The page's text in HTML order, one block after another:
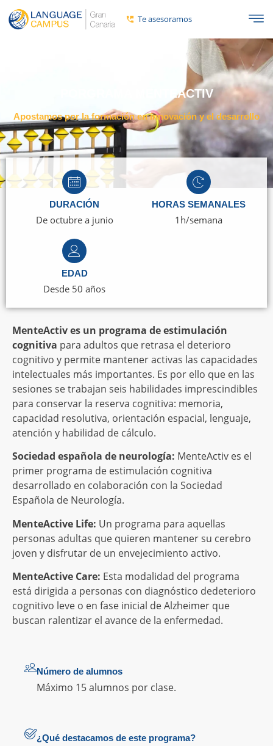
Te asesoramos
PORGRAMA MENTEACTIV
Apostamos por la formación en innovación y el desarrollo
DURACIÓN
De octubre a junio
HORAS SEMANALES
1h/semana
EDAD
Desde 50 años
MenteActiv es un programa de estimulación
cognitiva para adultos que retrasa el deterioro
cognitivo y permite mantener activas las capacidades
intelectuales más importantes. Es por ello que en las
sesiones se trabajan seis habilidades imprescindibles
para conservar la reserva cognitiva: memoria,
capacidad resolutiva, orientación espacial, lenguaje,
atención y habilidad de cálculo.
Sociedad española de neurología: MenteActiv es el
primer programa de estimulación cognitiva
desarrollado en colaboración con la Sociedad
Española de Neurología.
MenteActive Life: Un programa para aquellas
personas adultas que quieren mantener su cerebro
joven y disfrutar de un envejecimiento activo.
MenteActive Care: Esta modalidad del programa
está dirigida a personas con diagnóstico dedeterioro
cognitivo leve o en fase inicial de Alzheimer que
buscan ralentizar el avance de la enfermedad.
Número de alumnos
Máximo 15 alumnos por clase.
¿Qué destacamos de este programa?